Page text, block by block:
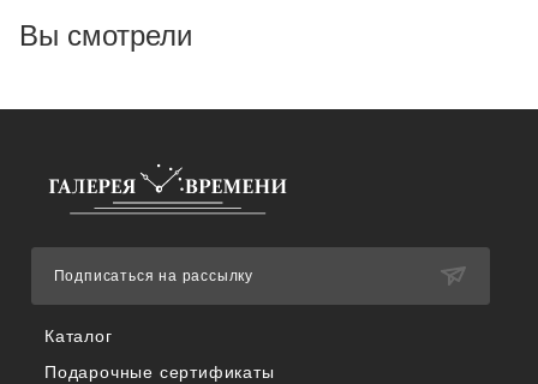
Вы смотрели
Каталог
Подарочные сертификаты
Подписаться на рассылку